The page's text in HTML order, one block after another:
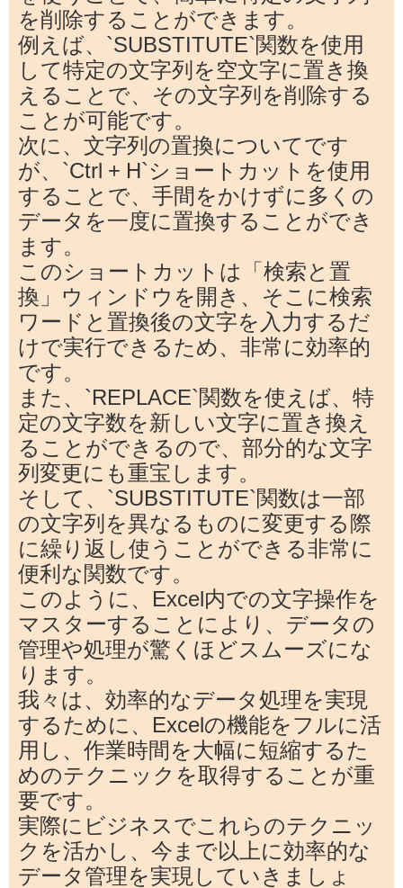
を削除することができます。
例えば、`SUBSTITUTE`関数を使用
して特定の文字列を空文字に置き換
えることで、その文字列を削除する
ことが可能です。
次に、文字列の置換についてです
が、`Ctrl + H`ショートカットを使用
することで、手間をかけずに多くの
データを一度に置換することができ
ます。
このショートカットは「検索と置
換」ウィンドウを開き、そこに検索
ワードと置換後の文字を入力するだ
けで実行できるため、非常に効率的
です。
また、`REPLACE`関数を使えば、特
定の文字数を新しい文字に置き換え
ることができるので、部分的な文字
列変更にも重宝します。
そして、`SUBSTITUTE`関数は一部
の文字列を異なるものに変更する際
に繰り返し使うことができる非常に
便利な関数です。
このように、Excel内での文字操作を
マスターすることにより、データの
管理や処理が驚くほどスムーズにな
ります。
我々は、効率的なデータ処理を実現
するために、Excelの機能をフルに活
用し、作業時間を大幅に短縮するた
めのテクニックを取得することが重
要です。
実際にビジネスでこれらのテクニッ
クを活かし、今まで以上に効率的な
データ管理を実現していきましょ